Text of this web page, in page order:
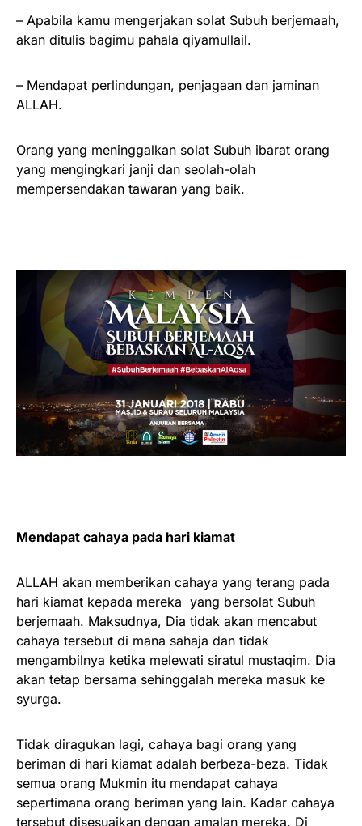
– Apabila kamu mengerjakan solat Subuh berjemaah,
akan ditulis bagimu pahala qiyamullail.
– Mendapat perlindungan, penjagaan dan jaminan
ALLAH.
Orang yang meninggalkan solat Subuh ibarat orang
yang mengingkari janji dan seolah-olah
mempersendakan tawaran yang baik.
Mendapat cahaya pada hari kiamat
ALLAH akan memberikan cahaya yang terang pada
hari kiamat kepada mereka yang bersolat Subuh
berjemaah. Maksudnya, Dia tidak akan mencabut
cahaya tersebut di mana sahaja dan tidak
mengambilnya ketika melewati siratul mustaqim. Dia
akan tetap bersama sehinggalah mereka masuk ke
syurga.
Tidak diragukan lagi, cahaya bagi orang yang
beriman di hari kiamat adalah berbeza-beza. Tidak
semua orang Mukmin itu mendapat cahaya
sepertimana orang beriman yang lain. Kadar cahaya
tersebut disesuaikan dengan amalan mereka. Di